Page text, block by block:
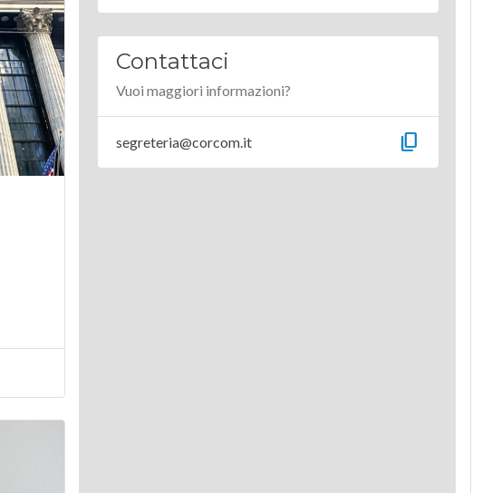
Contattaci
Vuoi maggiori informazioni?
segreteria@corcom.it content_copy